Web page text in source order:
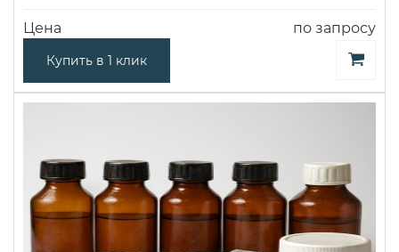
Цена по запросу
Купить в 1 клик